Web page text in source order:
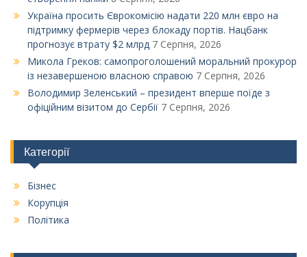
Україна просить Єврокомісію надати 220 млн євро на
підтримку фермерів через блокаду портів. Нацбанк
прогнозує втрату $2 млрд 7 Серпня, 2026
Микола Греков: самопроголошений моральний прокурор
із незавершеною власною справою 7 Серпня, 2026
Володимир Зеленський – президент вперше поїде з
офіційним візитом до Сербії 7 Серпня, 2026
Категорії
Бізнес
Корупція
Політика